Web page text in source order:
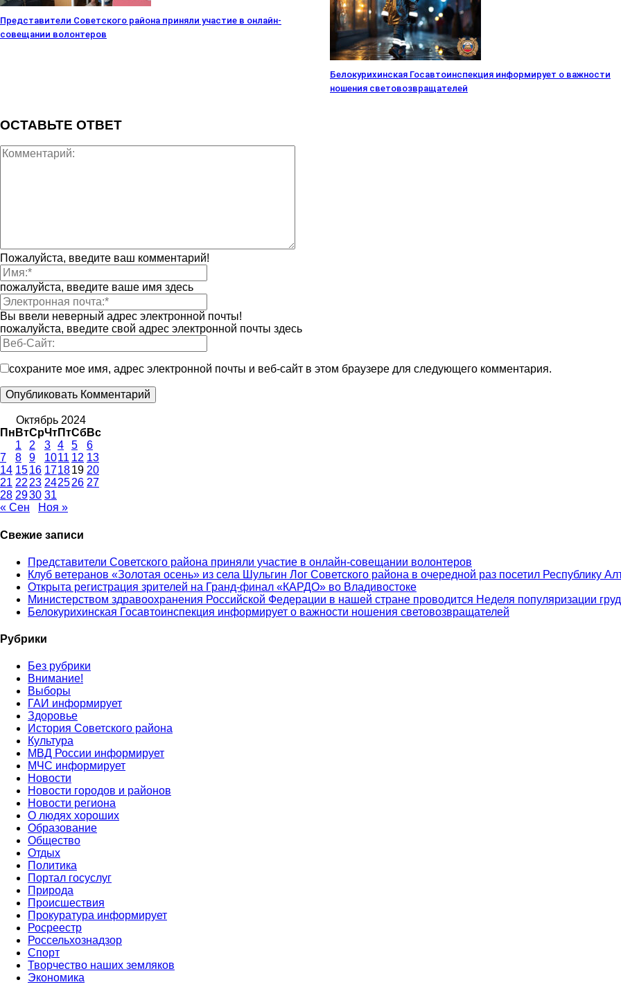
Представители Советского района приняли участие в онлайн-
совещании волонтеров
Белокурихинская Госавтоинспекция информирует о важности
ношения световозвращателей
ОСТАВЬТЕ ОТВЕТ
Пожалуйста, введите ваш комментарий!
пожалуйста, введите ваше имя здесь
Вы ввели неверный адрес электронной почты!
пожалуйста, введите свой адрес электронной почты здесь
сохраните мое имя, адрес электронной почты и веб-сайт в этом браузере для следующего комментария.
Октябрь 2024
Пн ВтСрЧтПтСбВс
1
2 3 4 5
6
7
8 9 1011 12 13
14 1516 171819 20
21 22 23 242526 27
28 2930 31
« Сен
Ноя »
Свежие записи
Представители Советского района приняли участие в онлайн-совещании волонтеров
Клуб ветеранов «Золотая осень» из села Шульгин Лог Советского района в очередной раз посетил Республику
Открыта регистрация зрителей на Гранд-финал «КАРДО» во Владивостоке
Министерством здравоохранения Российской Федерации в нашей стране проводится Неделя популяризации
Белокурихинская Госавтоинспекция информирует о важности ношения световозвращателей
Рубрики
Без рубрики
Внимание!
Выборы
ГАИ информирует
Здоровье
История Советского района
Культура
МВД России информирует
МЧС информирует
Новости
Новости городов и районов
Новости региона
О людях хороших
Образование
Общество
Отдых
Политика
Портал госуслуг
Природа
Происшествия
Прокуратура информирует
Росреестр
Россельхознадзор
Спорт
Творчество наших земляков
Экономика